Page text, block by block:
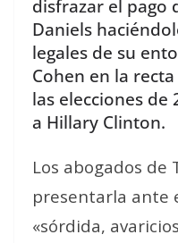
disfrazar el pago
Daniels
legales de su
Cohen en la
las elecciones de
a Hillary Clinton.
Los abogados
presentarla ante
«sórdida,